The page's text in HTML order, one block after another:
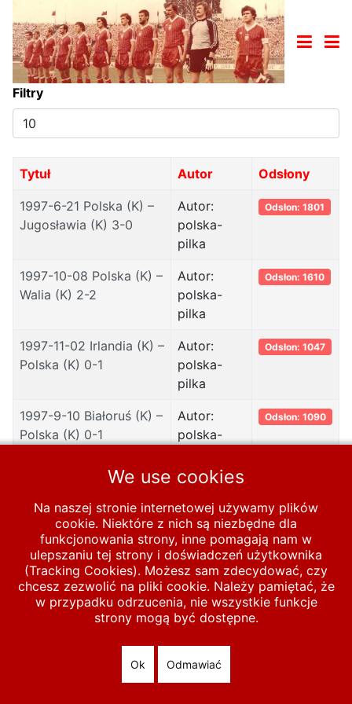
Filtry
Pokaż
#
Tytuł Autor Odsłony
1997-6-21 Polska (K) –
Jugosławia (K) 3-0
Autor:
polska-
pilka
Odsłon: 1801
1997-10-08 Polska (K) –
Walia (K) 2-2
Autor:
polska-
pilka
Odsłon: 1610
1997-11-02 Irlandia (K) –
Polska (K) 0-1
Autor:
polska-
pilka
Odsłon: 1047
1997-9-10 Białoruś (K) –
Polska (K) 0-1
Autor:
polska-
Odsłon: 1090
1997-5-11 Polska (K) –
Litwa (K) 8-0
Autor:
polska-
pilka
Start KOBIETY Polska A 1991-2000 1997
© 2026 polska-pilka.pl|Tanie strony internetowe
We use cookies
Na naszej stronie internetowej używamy plików
cookie. Niektóre z nich są niezbędne dla
funkcjonowania strony, inne pomagają nam w
ulepszaniu tej strony i doświadczeń użytkownika
(Tracking Cookies). Możesz sam zdecydować, czy
chcesz zezwolić na pliki cookie. Należy pamiętać, że
w przypadku odrzucenia, nie wszystkie funkcje
strony mogą być dostępne.
Ok Odmawiać